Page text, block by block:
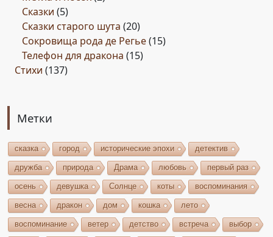
Сказки (5)
Сказки старого шута (20)
Сокровища рода де Регье(15)
Телефон для дракона (15)
Стихи (137)
Метки
сказка город исторические эпохи детектив
дружба природа Драма любовь первый раз
осень девушка Солнце коты воспоминания
весна дракон дом кошка лето
воспоминание ветер детство встреча выбор